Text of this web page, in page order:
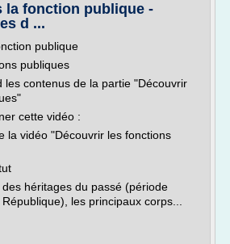
la fonction publique -
d ...
publique
publiques
les contenus de la partie "Découvrir
cette vidéo :
la vidéo "Découvrir les fonctions
héritages du passé (période
les principaux corps...